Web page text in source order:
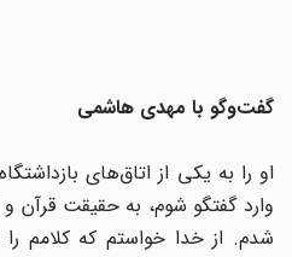
گفت‌وگو با مهدی هاشمی
او را به یکی از اتاق‌های
وارد گفتگو شوم، به حقیقت قرآن و
شدم. از خدا خواستم که کلامم را